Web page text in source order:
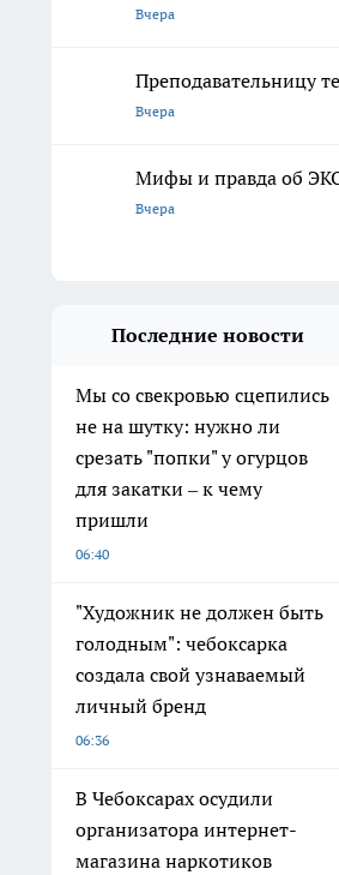
Вчера
Преподавательницу
Вчера
Мифы и правда об
Вчера
Последние новости
Мы со свекровью сцепились
не на шутку: нужно ли
срезать "попки" у огурцов
для закатки – к чему
пришли
06:40
"Художник не должен быть
голодным": чебоксарка
создала свой узнаваемый
личный бренд
06:36
В Чебоксарах осудили
организатора интернет-
магазина наркотиков